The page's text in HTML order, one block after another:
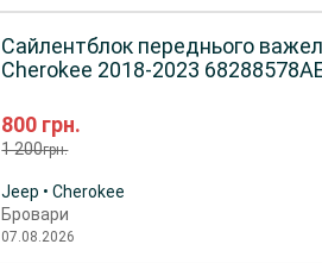
800 грн.
1 200грн.
Сайлентблок переднього
Cherokee 2018-2023
Jeep • Cherokee
Бровари
07.08.2026